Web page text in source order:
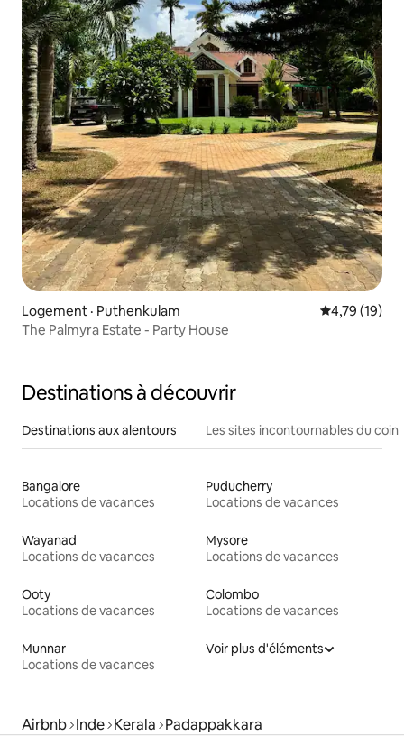
Logement · Puthenkulam Note
4,79 (19)
The Palmyra Estate - Party House
Destinations à découvrir
Destinations aux alentours Les sites incontournables du coin
Bangalore
Locations de vacances
Puducherry
Locations de vacances
Wayanad
Locations de vacances
Mysore
Locations de vacances
Ooty
Locations de vacances
Colombo
Locations de vacances
Munnar
Locations de vacances
Voir plus d'éléments
Airbnb Inde Kerala Padappakkara